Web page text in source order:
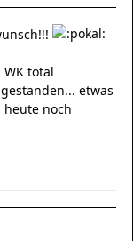
total
etwas
noch